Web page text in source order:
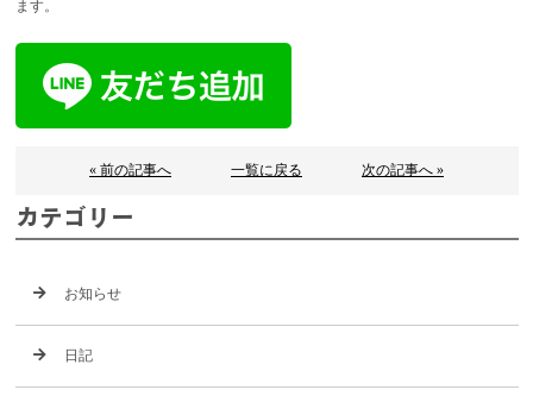
ます。
« 前の記事へ 一覧に戻る 次の記事へ »
カテゴリー
お知らせ
日記